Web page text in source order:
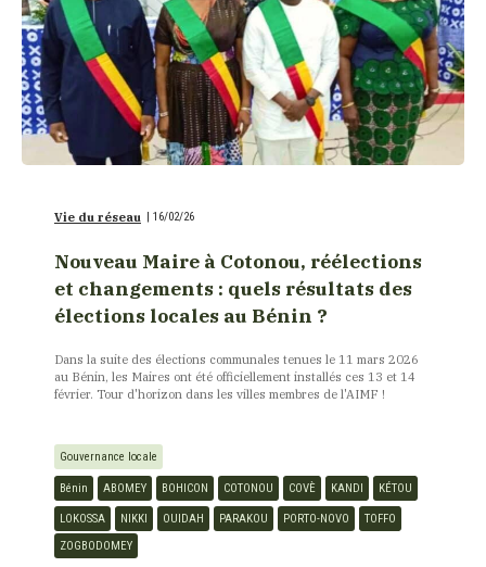
Vie du réseau | 16/02/26
Nouveau Maire à Cotonou, réélections
et changements : quels résultats des
élections locales au Bénin ?
Dans la suite des élections communales tenues le 11 mars 2026
au Bénin, les Maires ont été officiellement installés ces 13 et 14
février. Tour d'horizon dans les villes membres de l'AIMF !
Gouvernance locale
Bénin ABOMEY BOHICON COTONOU COVÈ KANDI KÉTOU
LOKOSSA NIKKI OUIDAH PARAKOU PORTO-NOVO
TOFFO
ZOGBODOMEY